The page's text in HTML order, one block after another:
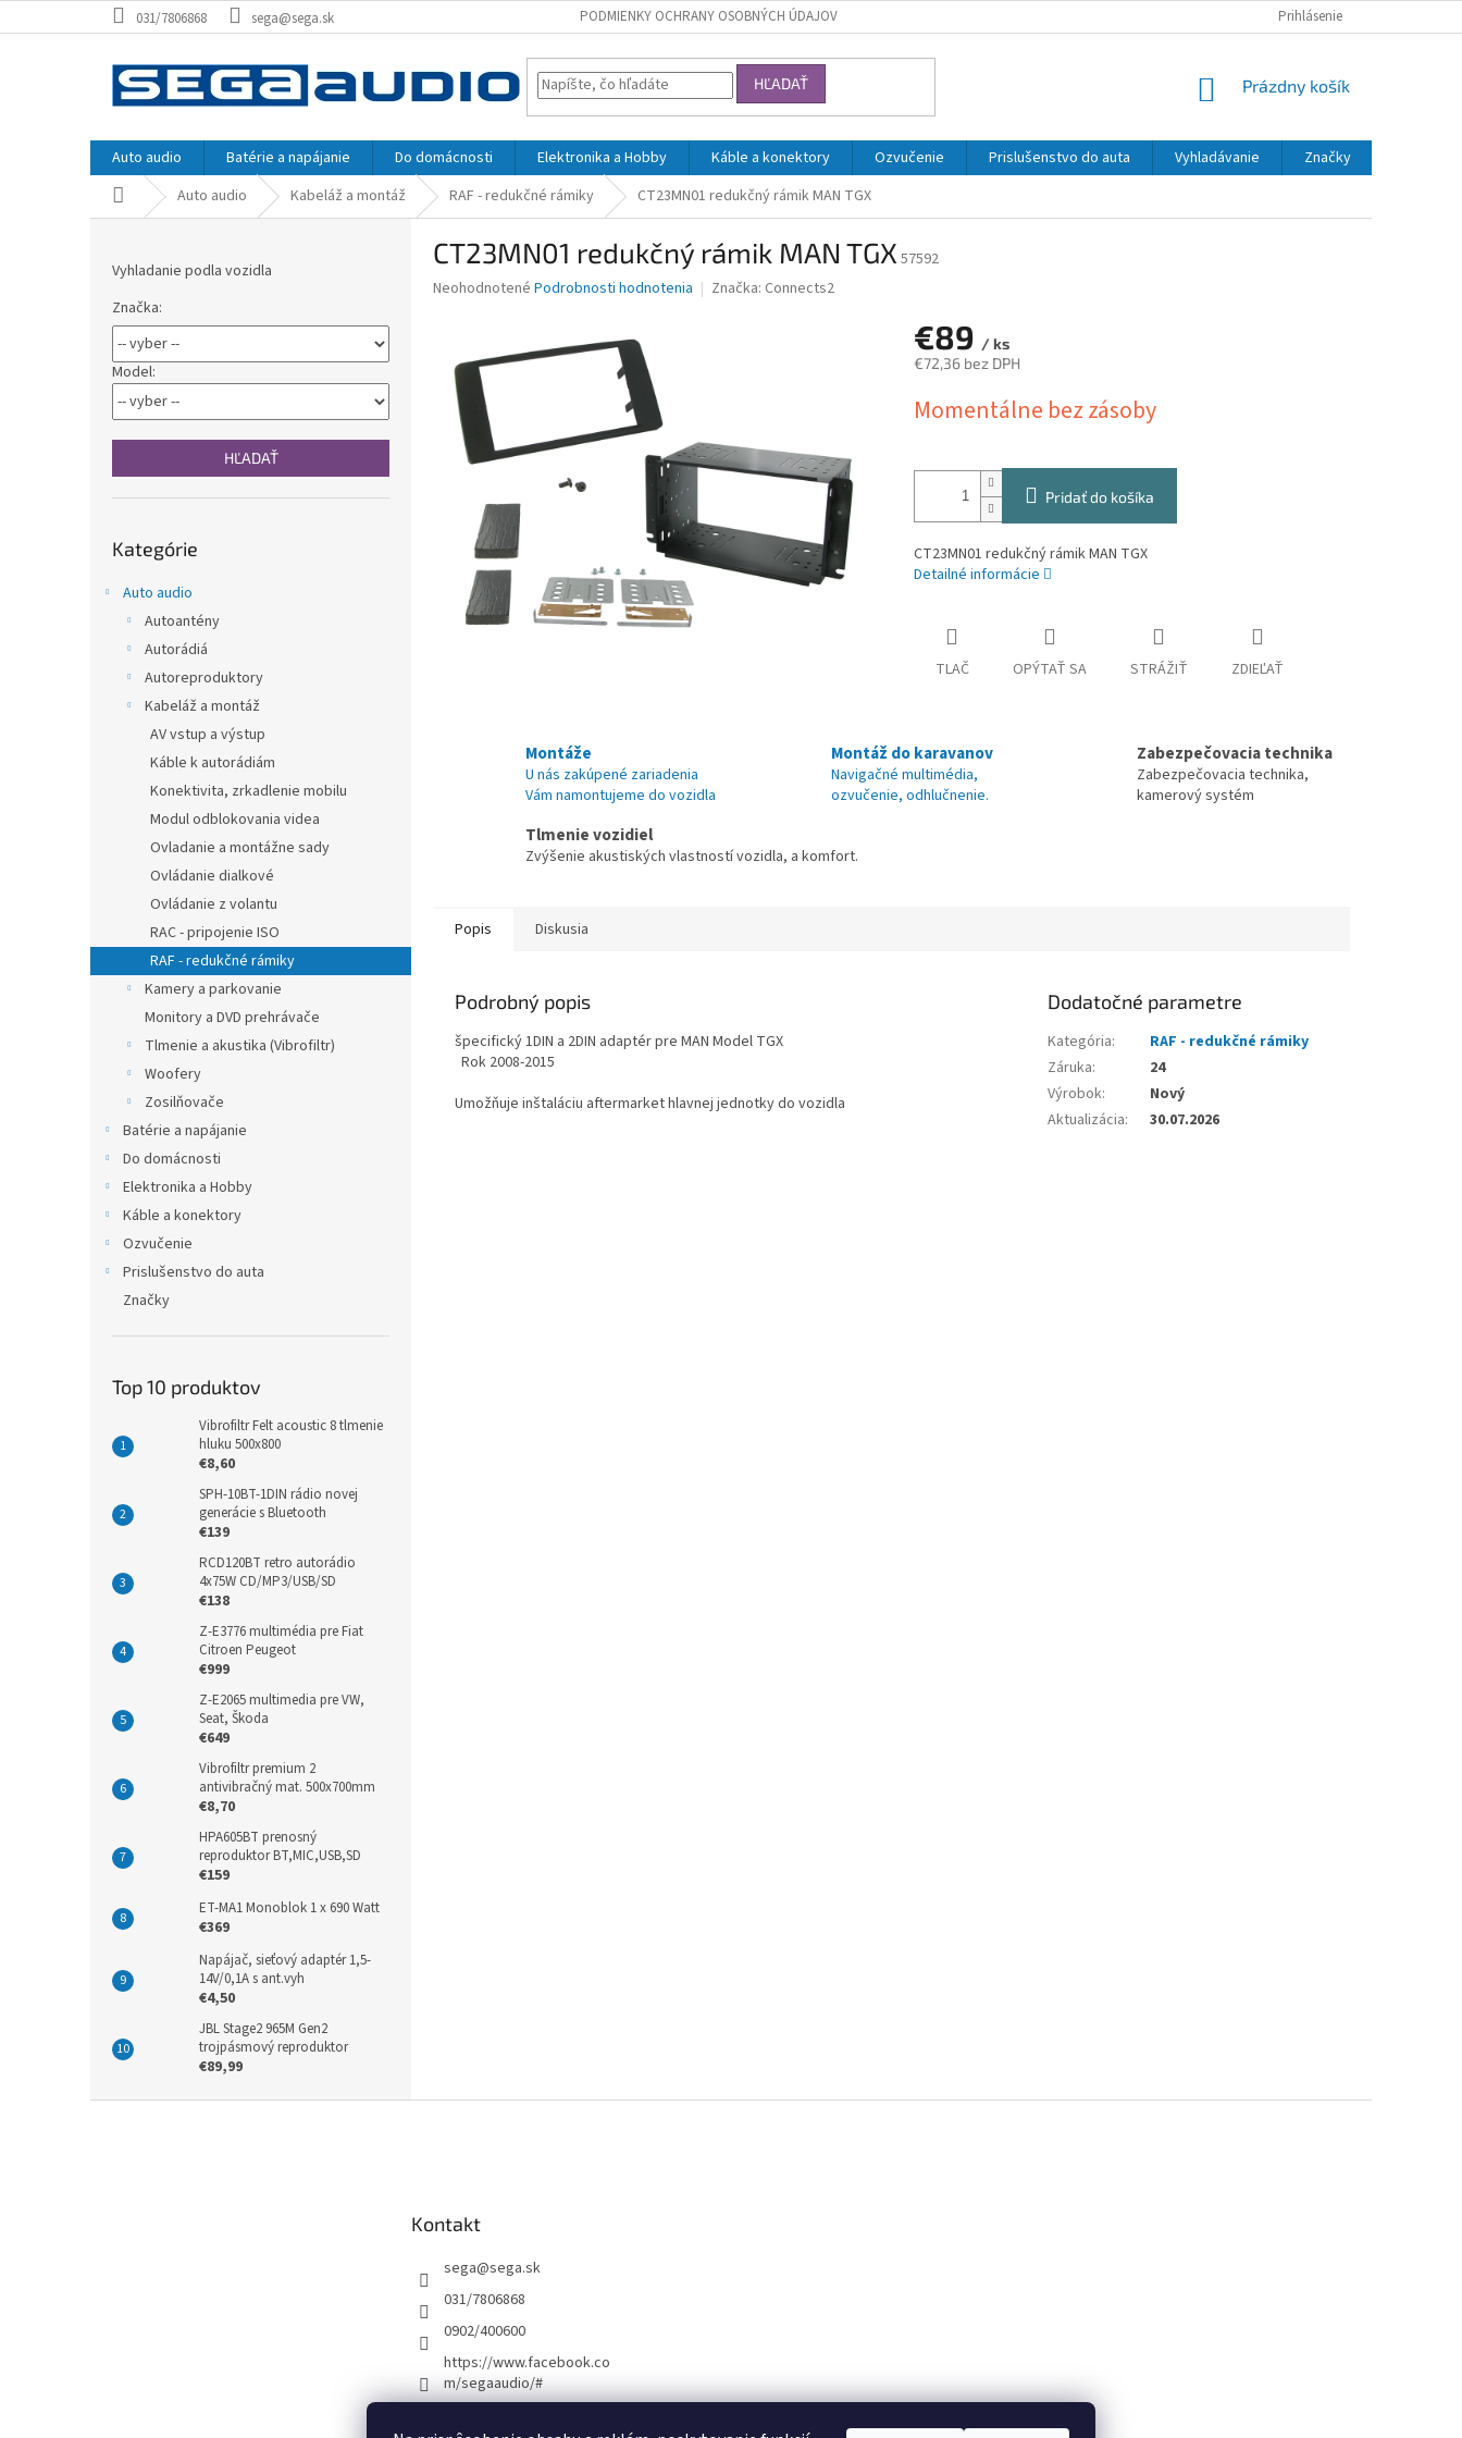
na
031/7806868 sega@sega.sk PODMIENKY OCHRANY OSOBNÝCH ÚDAJOV Prihlásenie
HĽADAŤ
NÁKUPNÝ
Prázdny košík
Auto audio Batérie a napájanie Do domácnosti Elektronika a Hobby Káble a konektory Ozvučenie Prislušenstvo do auta Vyhladávanie
Značky
DomovAuto audio Kabeláž a montáž RAF - redukčné rámiky CT23MN01 redukčný rámik MAN TGX
Vyhladanie podla vozidla
Značka:
Model:
HĽADAŤ
kategórie
Kategórie
Auto audio
Autoantény
Autorádiá
Autoreproduktory
Kabeláž a montáž
AV vstup a výstup
Káble k autorádiám
Konektivita, zrkadlenie mobilu
Modul odblokovania videa
Ovladanie a montážne sady
Ovládanie dialkové
Ovládanie z volantu
RAC - pripojenie ISO
RAF - redukčné rámiky
Kamery a parkovanie
Monitory a DVD prehrávače
Tlmenie a akustika (Vibrofiltr)
Woofery
Zosilňovače
Batérie a napájanie
Do domácnosti
Elektronika a Hobby
Káble a konektory
Ozvučenie
Prislušenstvo do auta
Značky
Top 10 produktov
Vibrofiltr Felt acoustic 8 tlmenie
hluku 500x800
€8,60
SPH-10BT-1DIN rádio novej
generácie s Bluetooth
€139
RCD120BT retro autorádio
4x75W CD/MP3/USB/SD
€138
Z-E3776 multimédia pre Fiat
Citroen Peugeot
€999
Z-E2065 multimedia pre VW,
Seat, Škoda
€649
Vibrofiltr premium 2
antivibračný mat. 500x700mm
€8,70
HPA605BT prenosný
reproduktor BT,MIC,USB,SD
€159
ET-MA1 Monoblok 1 x 690 Watt
€369
Napájač, sieťový adaptér 1,5-
14V/0,1A s ant.vyh
€4,50
JBL Stage2 965M Gen2
trojpásmový reproduktor
€89,99
CT23MN01 redukčný rámik MAN TGX 57592
Priemerné
hviezdičiek.
Neohodnotené Podrobnosti hodnotenia Značka: Connects2
€89 / ks
€72,36 bez DPH
cena:
Momentálne bez zásoby
Pridať do košíka
CT23MN01 redukčný rámik MAN TGX
Detailné informácie
TLAČ OPÝTAŤ SA STRÁŽIŤ ZDIEĽAŤ
Montáže
U nás zakúpené zariadenia
Vám namontujeme do vozidla
Montáž do karavanov
Navigačné multimédia,
ozvučenie, odhlučnenie.
Zabezpečovacia technika
Zabezpečovacia technika,
kamerový systém
Tlmenie vozidiel
Zvýšenie akustiských vlastností vozidla, a komfort.
Popis Diskusia
Podrobný popis
špecifický 1DIN a 2DIN adaptér pre MAN Model TGX
Rok 2008-2015
Umožňuje inštaláciu aftermarket hlavnej jednotky do vozidla
Dodatočné parametre
Kategória:
RAF - redukčné rámiky
Záruka:
24
Výrobok:
Nový
Aktualizácia: 30.07.2026
Kontakt
sega@sega.sk
031/7806868
0902/400600
https://www.facebook.co
m/segaaudio/#